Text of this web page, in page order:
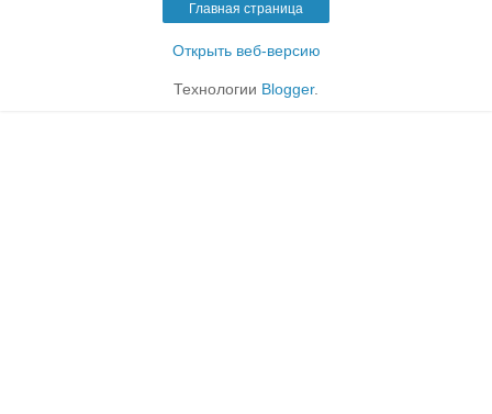
Главная страница
Открыть веб-версию
Технологии Blogger.